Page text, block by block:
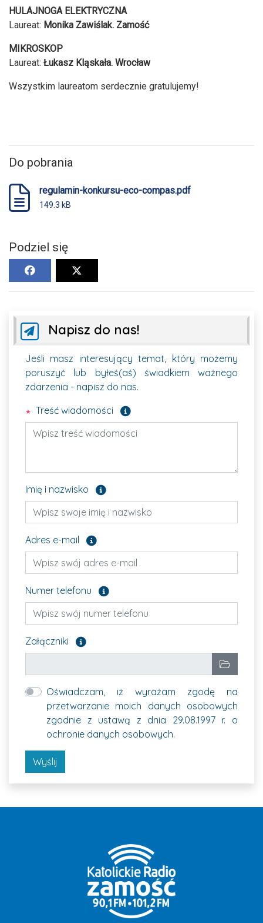
HULAJNOGA ELEKTRYCZNA
Laureat: Monika Zawiślak. Zamość
MIKROSKOP
Laureat: Łukasz Kląskała. Wrocław
Wszystkim laureatom serdecznie gratulujemy!
Do pobrania
regulamin-konkursu-eco-compas.pdf
149.3 kB
Podziel się
Napisz do nas!
Jeśli masz interesujący temat, który możemy
poruszyć lub byłeś(aś) świadkiem ważnego
zdarzenia - napisz do nas.
Treść wiadomości
Pole wymagane
Imię i nazwisko Pole opcjonalne
Adres e-mail Pole opcjonalne
Numer telefonu Pole opcjonalne
Załączniki Załącz pliki, które chcesz wysłać. Pole
Wybierz
Oświadczam, iż wyrażam zgodę na
przetwarzanie moich danych osobowych
zgodnie z ustawą z dnia 29.08.1997 r. o
ochronie danych osobowych.
Wyślij